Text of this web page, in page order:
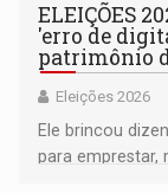
ELEIÇÕES
'erro de
patrimônio
Eleições 2026
Ele brincou
para emprestar,